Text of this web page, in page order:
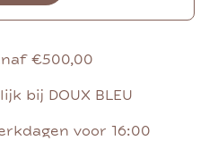
€500,00
bij DOUX BLEU
voor 16:00